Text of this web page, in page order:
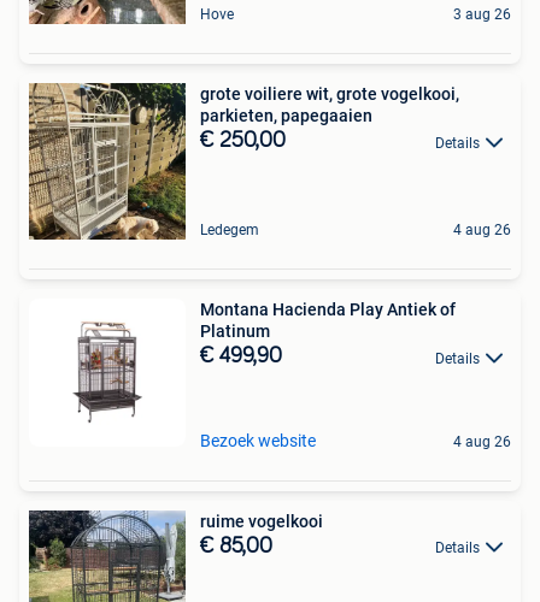
Hove 3 aug 26
grote voiliere wit, grote vogelkooi,
parkieten, papegaaien
€ 250,00 Details
Ledegem 4 aug 26
Montana Hacienda Play Antiek of
Platinum
€ 499,90 Details
Bezoek website 4 aug 26
ruime vogelkooi
€ 85,00 Details